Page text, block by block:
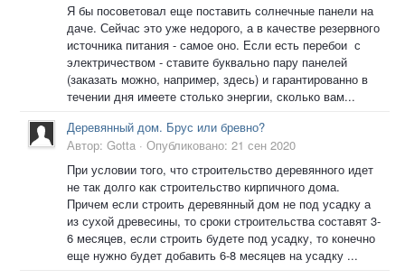
Я бы посоветовал еще поставить солнечные панели на
даче. Сейчас это уже недорого, а в качестве резервного
источника питания - самое оно. Если есть перебои с
электричеством - ставите буквально пару панелей
(заказать можно, например, здесь) и гарантированно в
течении дня имеете столько энергии, сколько вам...
Деревянный дом. Брус или бревно?
Автор: Gotta · Опубликовано: 21 сен 2020
При условии того, что строительство деревянного идет
не так долго как строительство кирпичного дома.
Причем если строить деревянный дом не под усадку а
из сухой древесины, то сроки строительства составят 3-
6 месяцев, если строить будете под усадку, то конечно
еще нужно будет добавить 6-8 месяцев на усадку ...